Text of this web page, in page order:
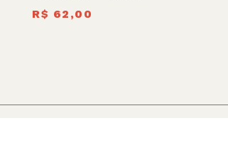
R$ 62,00